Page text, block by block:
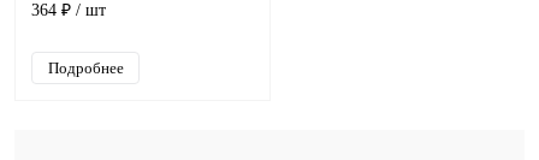
364 ₽ / шт
Подробнее